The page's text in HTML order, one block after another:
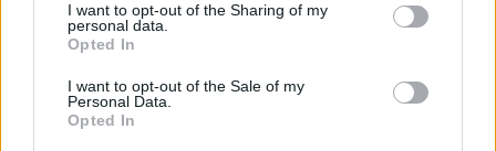
I want to opt-out of the Sharing of my
personal data.
Opted In
I want to opt-out of the Sale of my
Personal Data.
Opted In
Cumple 32 años (nació en 1994)
Omar McLeod
Vallista jamaicano
Cumple 32 años (nació en 1994)